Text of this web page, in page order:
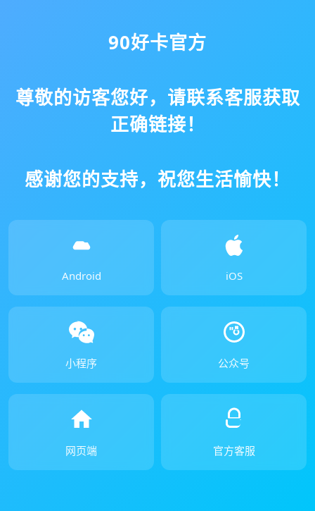
90好卡官方
尊敬的访客您好，请联系客服获取
正确链接！
感谢您的支持，祝您生活愉快！
Android iOS
小程序 公众号
网页端 官方客服